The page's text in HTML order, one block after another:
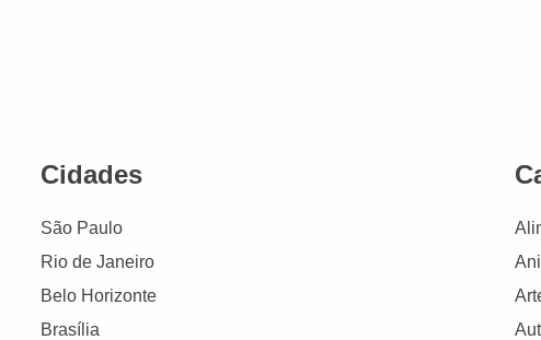
Cidades
São Paulo
Rio de Janeiro
Belo Horizonte
Brasília